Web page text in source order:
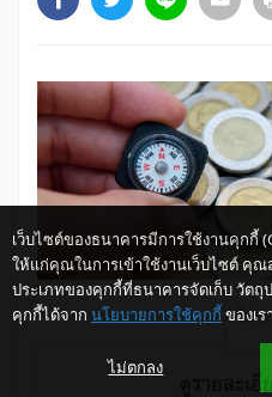
ดูรายละ
เว็บไซต์ของธนาคารมีการใช้งานคุกกี้
ให้แก่คุณในการเข้าใช้งานเว็บไซต์ คุณ
ประเภทของคุกกี้ที่ธนาคารจัดเก็บ วัตถุ
คุกกี้ได้จาก นโยบายการใช้คุกกี้ ของเรา
ไม่ตกลง
ให้